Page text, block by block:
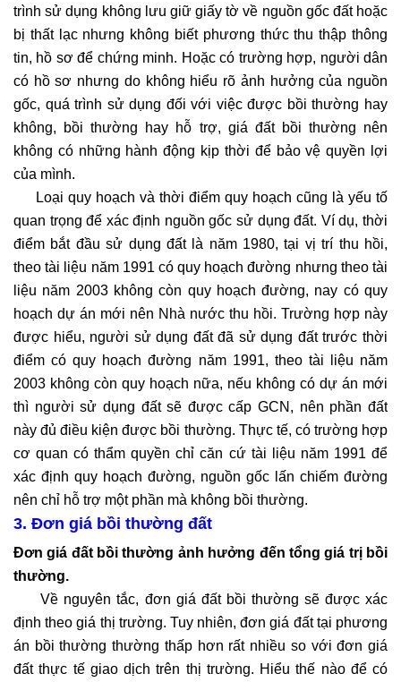
trình sử dụng không lưu giữ giấy tờ về nguồn gốc đất hoặc
bị thất lạc nhưng không biết phương thức thu thập thông
tin, hồ sơ để chứng minh. Hoặc có trường hợp, người dân
có hồ sơ nhưng do không hiểu rõ ảnh hưởng của nguồn
gốc, quá trình sử dụng đối với việc được bồi thường hay
không, bồi thường hay hỗ trợ, giá đất bồi thường nên
không có những hành động kịp thời để bảo vệ quyền lợi
của mình.
Loại quy hoạch và thời điểm quy hoạch cũng là yếu tố
quan trọng để xác định nguồn gốc sử dụng đất. Ví dụ, thời
điểm bắt đầu sử dụng đất là năm 1980, tại vị trí thu hồi,
theo tài liệu năm 1991 có quy hoạch đường nhưng theo tài
liệu năm 2003 không còn quy hoạch đường, nay có quy
hoạch dự án mới nên Nhà nước thu hồi. Trường hợp này
được hiểu, người sử dụng đất đã sử dụng đất trước thời
điểm có quy hoạch đường năm 1991, theo tài liệu năm
2003 không còn quy hoạch nữa, nếu không có dự án mới
thì người sử dụng đất sẽ được cấp GCN, nên phần đất
này đủ điều kiện được bồi thường. Thực tế, có trường hợp
cơ quan có thẩm quyền chỉ căn cứ tài liệu năm 1991 để
xác định quy hoạch đường, nguồn gốc lấn chiếm đường
nên chỉ hỗ trợ một phần mà không bồi thường.
3. Đơn giá bồi thường đất
Đơn giá đất bồi thường ảnh hưởng đến tổng giá trị bồi
thường.
Về nguyên tắc, đơn giá đất bồi thường sẽ được xác
định theo giá thị trường. Tuy nhiên, đơn giá đất tại phương
án bồi thường thường thấp hơn rất nhiều so với đơn giá
đất thực tế giao dịch trên thị trường. Hiểu thế nào để có